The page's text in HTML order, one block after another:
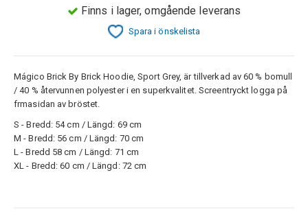
Finns i lager, omgående leverans
Spara i önskelista
Mágico Brick By Brick Hoodie, Sport Grey, är tillverkad av 60 % bomull
/ 40 % återvunnen polyester i en superkvalitet. Screentryckt logga på
frmasidan av bröstet.
S - Bredd: 54 cm / Längd: 69 cm
M - Bredd: 56 cm / Längd: 70 cm
L - Bredd 58 cm / Längd: 71 cm
XL - Bredd: 60 cm / Längd: 72 cm